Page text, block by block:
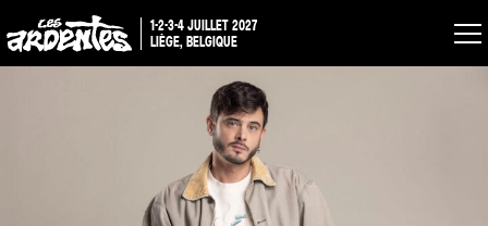
1-2-3-4 JUILLET 2027
LIÈGE, BELGIQUE